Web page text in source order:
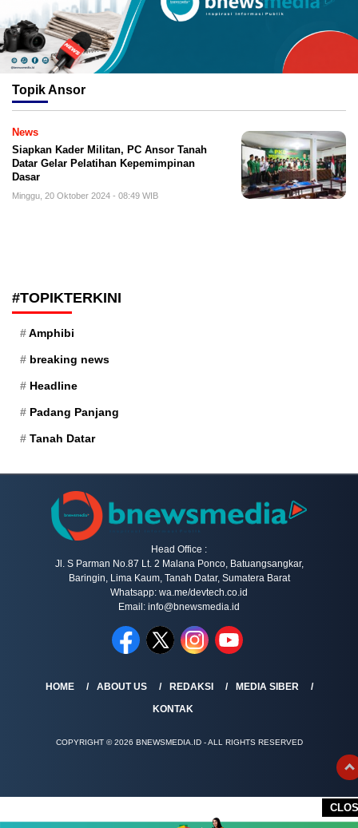
TopikAnsor
News
Siapkan Kader Militan, PC Ansor Tanah
Datar Gelar Pelatihan Kepemimpinan
Dasar
Minggu, 20 Oktober 2024 - 08:49 WIB
#TOPIKTERKINI
Amphibi
breaking news
Headline
Padang Panjang
Tanah Datar
Head Office :
Jl. S Parman No.87 Lt. 2 Malana Ponco, Batuangsangkar,
Baringin, Lima Kaum, Tanah Datar, Sumatera Barat
Whatsapp: wa.me/devtech.co.id
Email: info@bnewsmedia.id
HOME ABOUT US REDAKSI
MEDIA SIBER
KONTAK
COPYRIGHT © 2026 BNEWSMEDIA.ID - ALL RIGHTS RESERVED